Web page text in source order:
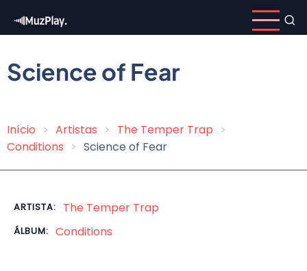
para
conteúdo
principal
Science of Fear
Trilha
Início Artistas
The Temper Trap
Conditions
Science of Fear
ARTISTA: The Temper Trap
ÁLBUM: Conditions